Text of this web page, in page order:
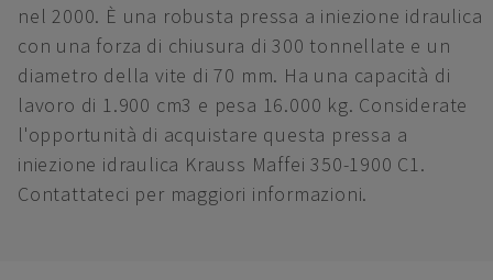
nel 2000. È una robusta pressa a iniezione idraulica
con una forza di chiusura di 300 tonnellate e un
diametro della vite di 70 mm. Ha una capacità di
lavoro di 1.900 cm3 e pesa 16.000 kg. Considerate
l'opportunità di acquistare questa pressa a
iniezione idraulica Krauss Maffei 350-1900 C1.
Contattateci per maggiori informazioni.